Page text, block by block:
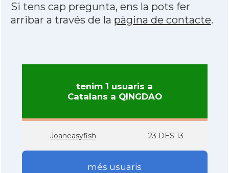
Si tens cap pregunta, ens la pots fer
arribar a través de la pàgina de contacte.
tenim 1 usuaris a
Catalans a QINGDAO
Joaneasyfish 23 DES 13
més usuaris